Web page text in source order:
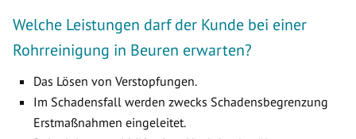
Welche Leistungen darf der Kunde bei einer
Rohrreinigung in Beuren erwarten?
Das Lösen von Verstopfungen.
Im Schadensfall werden zwecks Schadensbegrenzung
Erstmaßnahmen eingeleitet.